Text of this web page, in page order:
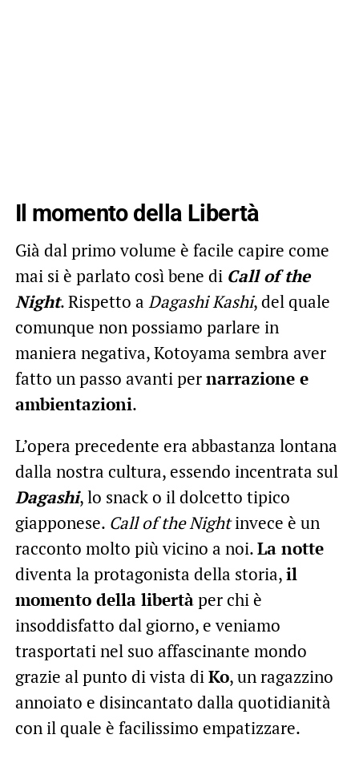
Il momento della Libertà
Già dal primo volume è facile capire come
mai si è parlato così bene di Call of the
Night. Rispetto a Dagashi Kashi, del quale
comunque non possiamo parlare in
maniera negativa, Kotoyama sembra aver
fatto un passo avanti pernarrazione e
ambientazioni.
L’opera precedente era abbastanza lontana
dalla nostra cultura, essendo incentrata sul
Dagashi, lo snack o il dolcetto tipico
giapponese. Call of the Nightinvece è un
racconto molto più vicino a noi.La notte
diventa la protagonista della storia,il
momento della libertàper chi è
insoddisfatto dal giorno, e veniamo
trasportati nel suo affascinante mondo
grazie al punto di vista diKo, un ragazzino
annoiato e disincantato dalla quotidianità
con il quale è facilissimo empatizzare.